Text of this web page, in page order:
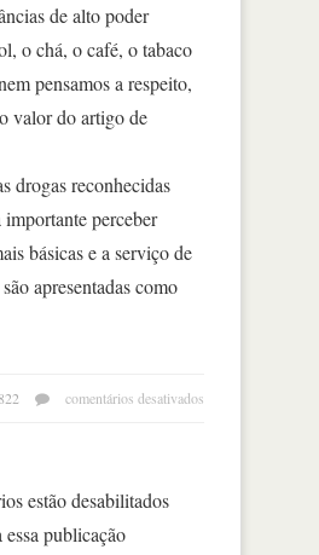
de alto poder
o chá, o café, o tabaco
pensamos a respeito,
valor do artigo de
drogas reconhecidas
perceber
básicas e a serviço de
apresentadas como
822 comentários desativados
estão desabilitados
essa publicação